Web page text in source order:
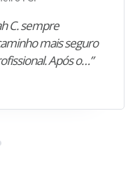
C. sempre
mais seguro
Após o…”